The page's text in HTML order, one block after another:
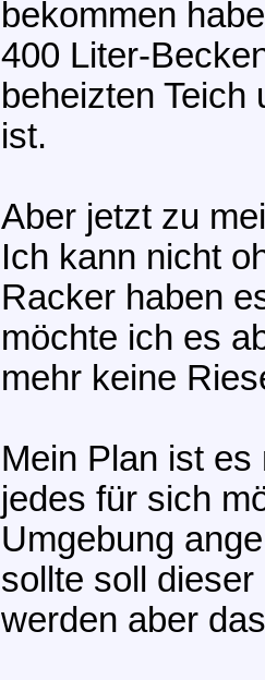
bekommen
400 Liter-
beheizten
ist.
Aber jetzt zu
Ich kann nicht
Racker haben
möchte ich es
mehr keine
Mein Plan ist
jedes für sich
Umgebung
sollte soll
werden aber